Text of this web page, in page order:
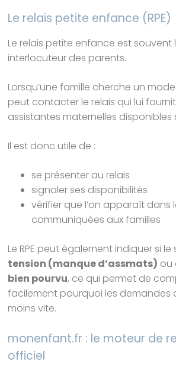
Le relais petite enfance (RPE)
Le relais petite enfance est souvent
interlocuteur des parents.
Lorsqu’une famille cherche un
peut contacter le relais qui lui
assistantes maternelles disponibles
Il est donc utile de :
se présenter au relais
signaler ses disponibilités
vérifier que l’on apparaît dans
communiquées aux familles
Le RPE peut également indiquer si
tension (manque d’assmats) ou
bien pourvu, ce qui permet de
facilement pourquoi les demandes
moins vite.
monenfant.fr : le moteur de
officiel